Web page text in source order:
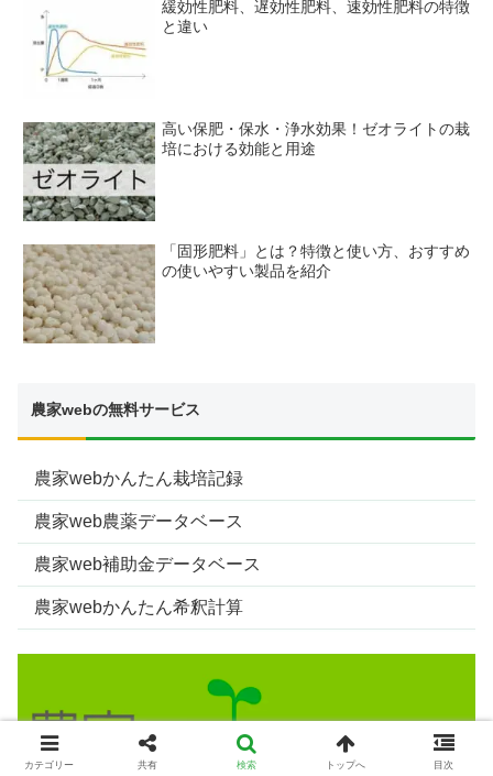
緩効性肥料、遅効性肥料、速効性肥料の特徴
と違い
高い保肥・保水・浄水効果！ゼオライトの栽
培における効能と用途
「固形肥料」とは？特徴と使い方、おすすめ
の使いやすい製品を紹介
農家webの無料サービス
農家webかんたん栽培記録
農家web農薬データベース
農家web補助金データベース
農家webかんたん希釈計算
カテゴリー 共有 検索 トップへ 目次